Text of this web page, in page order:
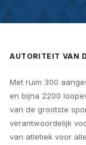
AUTORITEIT VAN
Met ruim 300
en bijna 2200
van de grootste
verantwoordelijk
van atletiek voor